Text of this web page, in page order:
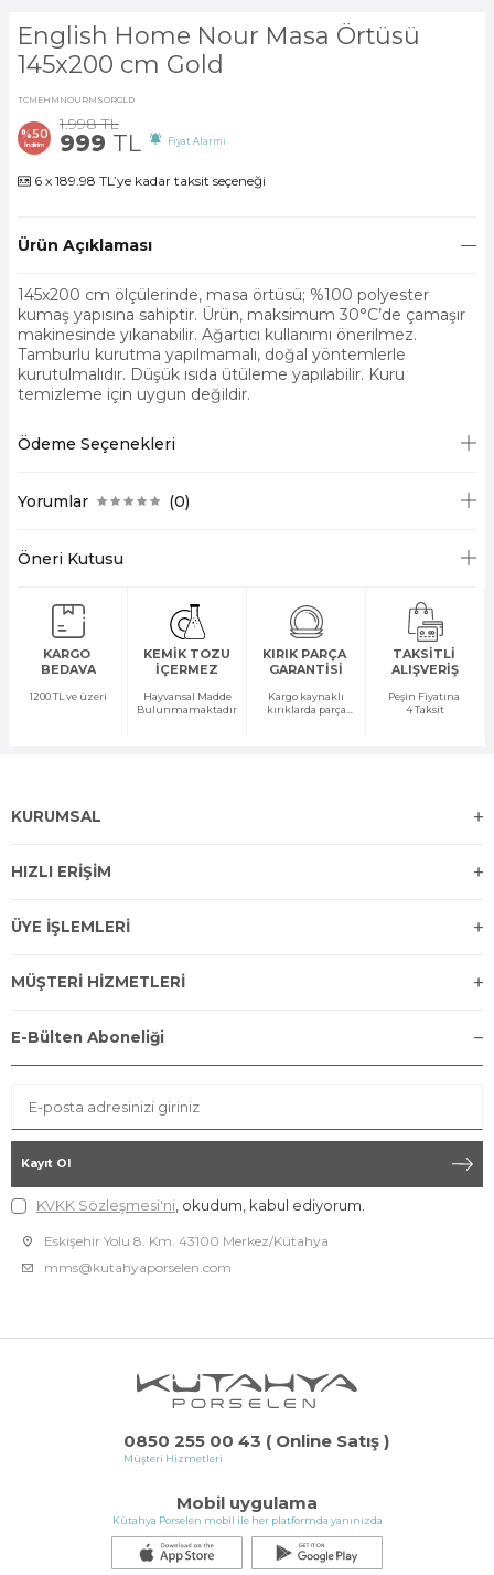
English Home Nour Masa Örtüsü
145x200 cm Gold
TCMEHMNOURMSORGLD
%50
İndirim
1.998TL
999 TL Fiyat Alarmı
6 x 189.98 TL’ye kadar taksit seçeneği
Ürün Açıklaması
145x200 cm ölçülerinde, masa örtüsü; %100 polyester
kumaş yapısına sahiptir. Ürün, maksimum 30°C’de çamaşır
makinesinde yıkanabilir. Ağartıcı kullanımı önerilmez.
Tamburlu kurutma yapılmamalı, doğal yöntemlerle
kurutulmalıdır. Düşük ısıda ütüleme yapılabilir. Kuru
temizleme için uygun değildir.
Ödeme Seçenekleri
Yorumlar (0)
Öneri Kutusu
KARGO
BEDAVA
1200 TL ve üzeri
KEMİK TOZU
İÇERMEZ
Hayvansal Madde
Bulunmamaktadır
KIRIK PARÇA
GARANTİSİ
Kargo kaynaklı
kırıklarda parça
TAKSİTLİ
ALIŞVERİŞ
Peşin Fiyatına
4 Taksit
0850 255 00 43 ( Online Satış )
Müşteri Hizmetleri
Mobil uygulama
Kütahya Porselen mobil ile her platformda yanınızda
KURUMSAL
HIZLI ERİŞİM
ÜYE İŞLEMLERİ
MÜŞTERİ HİZMETLERİ
E-Bülten Aboneliği
Kayıt Ol
KVKK Sözleşmesi'ni , okudum, kabul ediyorum.
Eskişehir Yolu 8. Km. 43100 Merkez/Kütahya
mms@kutahyaporselen.com